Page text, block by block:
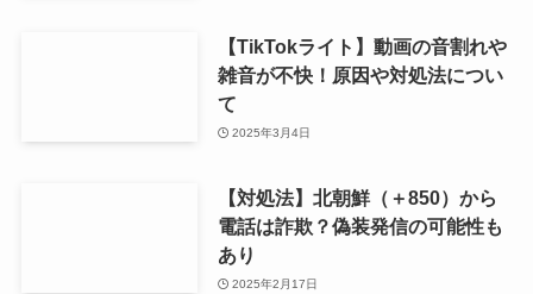
【TikTokライト】動画の音割れや
雑音が不快！原因や対処法につい
て
2025年3月4日
【対処法】北朝鮮（＋850）から
電話は詐欺？偽装発信の可能性も
あり
2025年2月17日